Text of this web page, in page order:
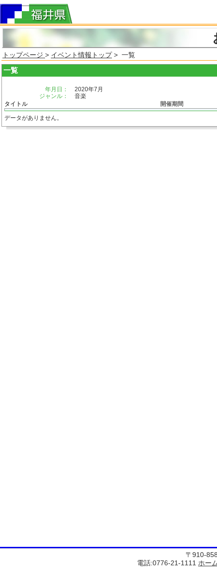
トップページ > イベント情報トップ> 一覧
一覧
年月日：
2020年7月
ジャンル：
音楽
タイトル
開催期間
データがありません。
〒910-
電話:0776-21-1111 ホー